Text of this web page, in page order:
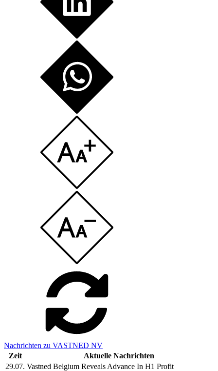
Nachrichten zu VASTNED NV
Zeit
Aktuelle Nachrichten
29.07. Vastned Belgium Reveals Advance In H1 Profit